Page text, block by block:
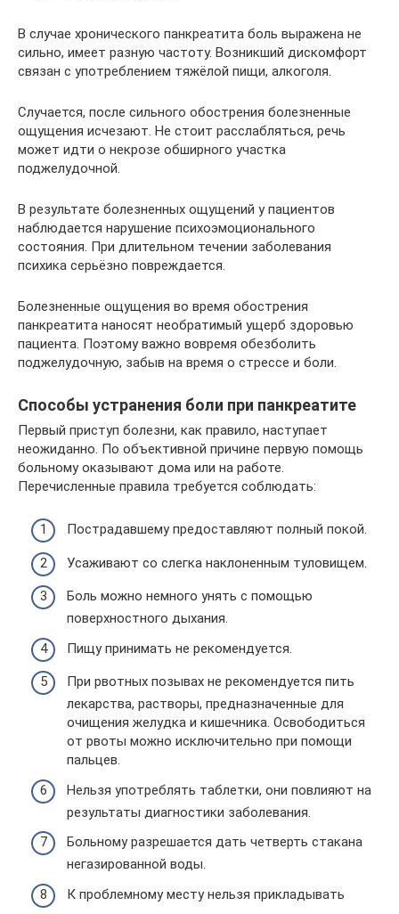
В случае хронического панкреатита боль выражена не
сильно, имеет разную частоту. Возникший дискомфорт
связан с употреблением тяжёлой пищи, алкоголя.
Случается, после сильного обострения болезненные
ощущения исчезают. Не стоит расслабляться, речь
может идти о некрозе обширного участка
поджелудочной.
В результате болезненных ощущений у пациентов
наблюдается нарушение психоэмоционального
состояния. При длительном течении заболевания
психика серьёзно повреждается.
Болезненные ощущения во время обострения
панкреатита наносят необратимый ущерб здоровью
пациента. Поэтому важно вовремя обезболить
поджелудочную, забыв на время о стрессе и боли.
Способы устранения боли при панкреатите
Первый приступ болезни, как правило, наступает
неожиданно. По объективной причине первую помощь
больному оказывают дома или на работе.
Перечисленные правила требуется соблюдать:
Пострадавшему предоставляют полный покой.
Усаживают со слегка наклоненным туловищем.
Боль можно немного унять с помощью
поверхностного дыхания.
Пищу принимать не рекомендуется.
При рвотных позывах не рекомендуется пить
лекарства, растворы, предназначенные для
очищения желудка и кишечника. Освободиться
от рвоты можно исключительно при помощи
пальцев.
Нельзя употреблять таблетки, они повлияют на
результаты диагностики заболевания.
Больному разрешается дать четверть стакана
негазированной воды.
К проблемному месту нельзя прикладывать